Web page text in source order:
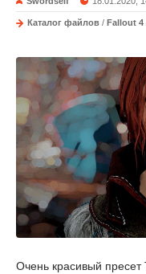
Каталог файлов / Fallout 4
Очень красивый